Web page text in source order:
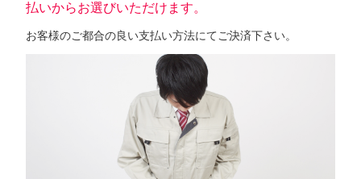
払いからお選びいただけます。
お客様のご都合の良い支払い方法にてご決済下さい。